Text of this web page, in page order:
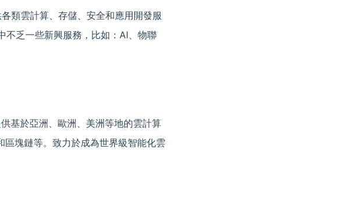
類雲計算、存儲、安全和應用開發服
不乏一些新興服務，比如：AI、物聯
基於亞洲、歐洲、美洲等地的雲計算
塊鏈等。致力於成為世界級智能化雲